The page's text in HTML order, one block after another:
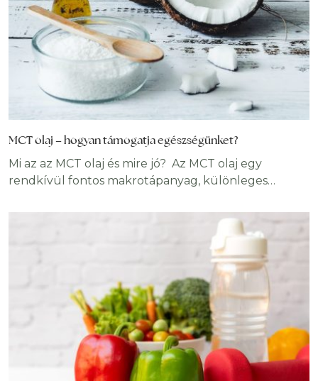
MCT olaj – hogyan támogatja egészségünket?
Mi az az MCT olaj és mire jó? Az MCT olaj egy
rendkívül fontos makrotápanyag, különleges
hatással bír, a legtöbben főként a fogyókúra vagy
diéta támogatásának egyik eszközeként ismerik.
Kiváló anyagcsere gyorsító hatással rendelkezik,
képes gyors energiát biztosítani a szervezetnek, de
nem raktározódik el zsírszövetként. Kókuszolajból
vagy pálmamag olajból kinyert